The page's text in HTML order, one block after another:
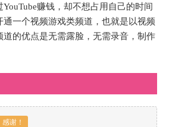
赚钱，却不想占用自己的时间
一个视频游戏类频道，也就是以视频
道的优点是无需露脸，无需录音，制作
谢！